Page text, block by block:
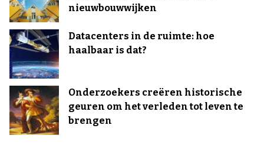
nieuwbouwwijken
Datacenters in de ruimte: hoe
haalbaar is dat?
Onderzoekers creëren historische
geuren om het verleden tot leven te
brengen